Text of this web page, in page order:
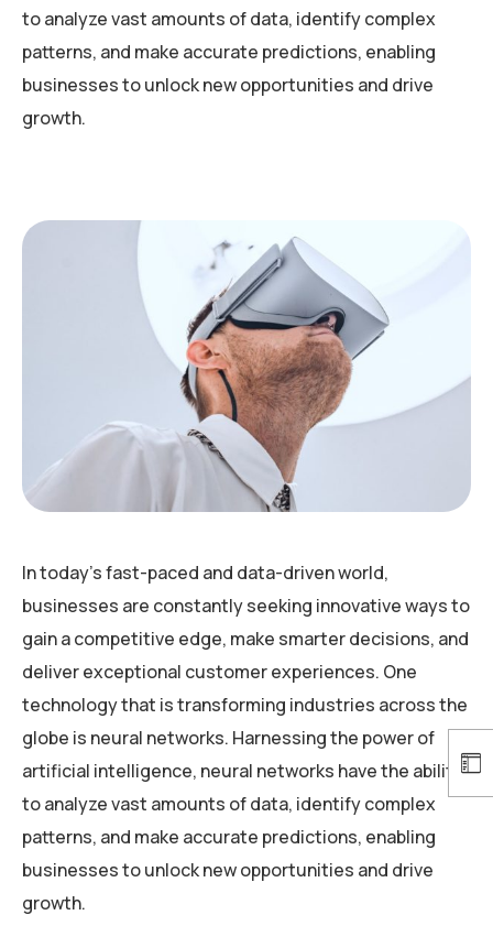
to analyze vast amounts of data, identify complex
patterns, and make accurate predictions, enabling
businesses to unlock new opportunities and drive
growth.
In today’s fast-paced and data-driven world,
businesses are constantly seeking innovative ways to
gain a competitive edge, make smarter decisions, and
deliver exceptional customer experiences. One
technology that is transforming industries across the
globe is neural networks. Harnessing the power of
artificial intelligence, neural networks have the ability
to analyze vast amounts of data, identify complex
patterns, and make accurate predictions, enabling
businesses to unlock new opportunities and drive
growth.